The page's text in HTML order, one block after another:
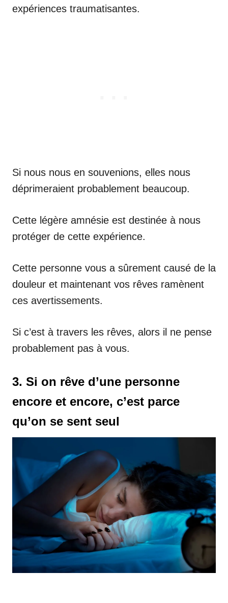
expériences traumatisantes.
Si nous nous en souvenions, elles nous
déprimeraient probablement beaucoup.
Cette légère amnésie est destinée à nous
protéger de cette expérience.
Cette personne vous a sûrement causé de la
douleur et maintenant vos rêves ramènent
ces avertissements.
Si c’est à travers les rêves, alors il ne pense
probablement pas à vous.
3. Si on rêve d’une personne
encore et encore, c’est parce
qu’on se sent seul